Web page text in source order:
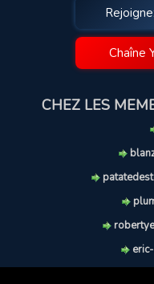
Chaîne
CHEZ LES